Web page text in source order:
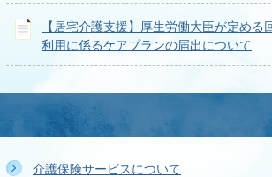
【居宅介護支援】厚生労働大臣が定める
利用に係るケアプランの届出について
介護保険サービスについて